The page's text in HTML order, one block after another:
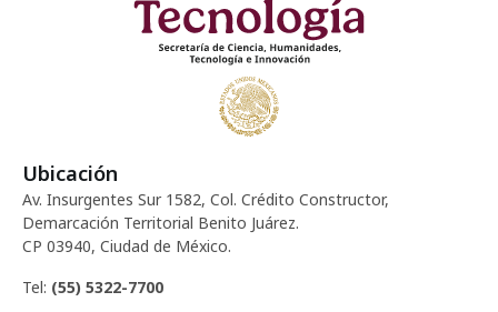
Ubicación
Av. Insurgentes Sur 1582, Col. Crédito Constructor,
Demarcación Territorial Benito Juárez.
CP 03940, Ciudad de México.
Tel: (55) 5322-7700